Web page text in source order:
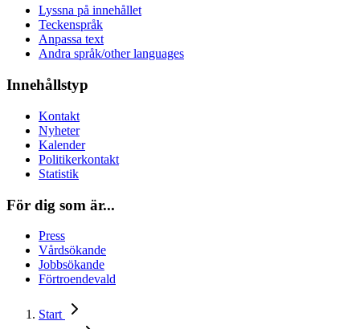
Lyssna på innehållet
Teckenspråk
Anpassa text
Andra språk/other languages
Innehållstyp
Kontakt
Nyheter
Kalender
Politikerkontakt
Statistik
För dig som är...
Press
Vårdsökande
Jobbsökande
Förtroendevald
Start